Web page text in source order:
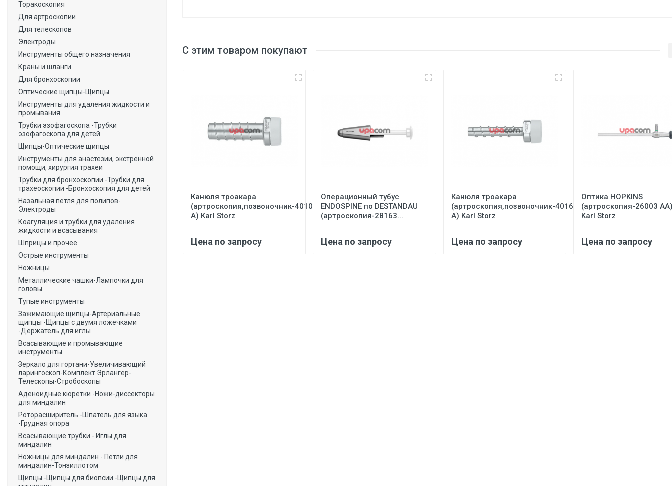
Торакоскопия
Для артроскопии
Для телескопов
Электроды
Инструменты общего назначения
Краны и шланги
Для бронхоскопии
Оптические щипцы-Щипцы
Инструменты для удаления жидкости и
промывания
Трубки эзофагоскопа -Трубки
эзофагоскопа для детей
Щипцы-Оптические щипцы
Инструменты для анастезии, экстренной
помощи, хирургия трахеи
Трубки для бронхоскопии -Трубки для
трахеоскопии -Бронхоскопия для детей
Назальная петля для полипов-
Электроды
Коагуляция и трубки для удаления
жидкости и всасывания
Шприцы и прочее
Острые инструменты
Ножницы
Металлические чашки-Лампочки для
головы
Тупые инструменты
Зажимающие щипцы-Артериальные
щипцы -Щипцы с двумя ложечками
-Держатель для иглы
Всасывающие и промывающие
инструменты
Зеркало для гортани-Увеличивающий
ларингоскоп-Комплект Эрлангер-
Телескопы-Стробоскопы
Аденоидные кюретки -Ножи-диссекторы
для миндалин
Роторасширитель -Шпатель для языка
-Грудная опора
Всасывающие трубки - Иглы для
миндалин
Ножницы для миндалин - Петли для
миндалин-Тонзиллотом
Щипцы -Щипцы для биопсии -Щипцы для
С этим товаром покупают
Канюля троакара
(артроскопия,позвоночник-40103
А) Karl Storz
Цена по запросу
Операционный тубус
ENDOSPINE по DESTANDAU
(артроскопия-28163...
Цена по запросу
Канюля троакара
(артроскопия,позвоночник-40160
А) Karl Storz
Цена по запросу
Оптика HOPKINS
(артроскопия-26003
Karl Storz
Цена по запросу